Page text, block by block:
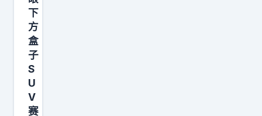
万
，
刚
需
六
座
4
9
5
0
m
m
）
下
方
盒
子
S
U
V
赛